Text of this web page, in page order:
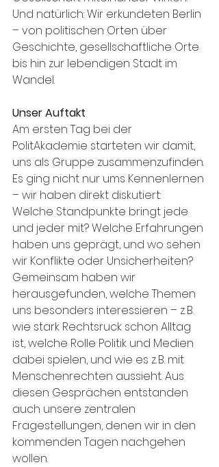
Und natürlich: Wir erkundeten Berlin
– von politischen Orten über
Geschichte, gesellschaftliche Orte
bis hin zur lebendigen Stadt im
Wandel.
Unser Auftakt
Am ersten Tag bei der
PolitAkademie starteten wir damit,
uns als Gruppe zusammenzufinden.
Es ging nicht nur ums Kennenlernen
– wir haben direkt diskutiert:
Welche Standpunkte bringt jede
und jeder mit? Welche Erfahrungen
haben uns geprägt, und wo sehen
wir Konflikte oder Unsicherheiten?
Gemeinsam haben wir
herausgefunden, welche Themen
uns besonders interessieren – z. B.
wie stark Rechtsruck schon Alltag
ist, welche Rolle Politik und Medien
dabei spielen, und wie es z. B. mit
Menschenrechten aussieht. Aus
diesen Gesprächen entstanden
auch unsere zentralen
Fragestellungen, denen wir in den
kommenden Tagen nachgehen
wollen.